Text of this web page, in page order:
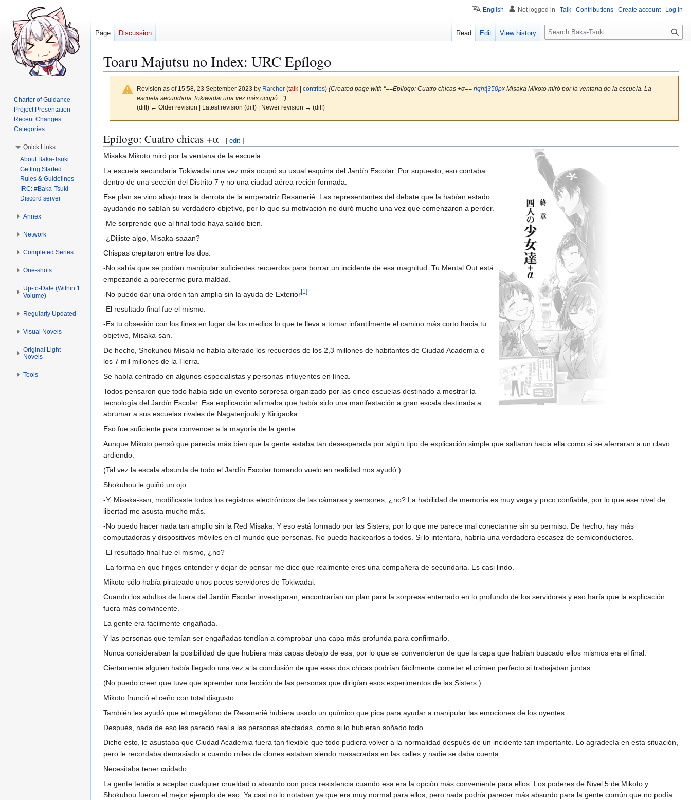
Toaru Majutsu no Index: URC Epílogo
Revision as of 15:58, 23 September 2023 by Rarcher (talk| contribs) (Created page with "==Epílogo: Cuatro chicas +α== right|350pxMisaka Mikoto miró por la ventana de la escuela. La
escuela secundaria Tokiwadai una vez más ocupó...")
(diff) ← Older revision | Latest revision (diff) | Newer revision → (diff)
Jump
to
navigation
Jump
to
search
Epílogo: Cuatro chicas +α [ edit ]
Misaka Mikoto miró por la ventana de la escuela.
La escuela secundaria Tokiwadai una vez más ocupó su usual esquina del Jardín Escolar. Por supuesto, eso contaba
dentro de una sección del Distrito 7 y no una ciudad aérea recién formada.
Ese plan se vino abajo tras la derrota de la emperatriz Resanerié. Las representantes del debate que la habían estado
ayudando no sabían su verdadero objetivo, por lo que su motivación no duró mucho una vez que comenzaron a perder.
-Me sorprende que al final todo haya salido bien.
-¿Dijiste algo, Misaka-saaan?
Chispas crepitaron entre los dos.
-No sabía que se podían manipular suficientes recuerdos para borrar un incidente de esa magnitud. Tu Mental Out está
empezando a parecerme pura maldad.
-No puedo dar una orden tan amplia sin la ayuda de Exterior[1 ]
-El resultado final fue el mismo.
-Es tu obsesión con los fines en lugar de los medios lo que te lleva a tomar infantilmente el camino más corto hacia tu
objetivo, Misaka-san.
De hecho, Shokuhou Misaki no había alterado los recuerdos de los 2,3 millones de habitantes de Ciudad Academia o
los 7 mil millones de la Tierra.
Se había centrado en algunos especialistas y personas influyentes en línea.
Todos pensaron que todo había sido un evento sorpresa organizado por las cinco escuelas destinado a mostrar la
tecnología del Jardín Escolar. Esa explicación afirmaba que había sido una manifestación a gran escala destinada a
abrumar a sus escuelas rivales de Nagatenjouki y Kirigaoka.
Eso fue suficiente para convencer a la mayoría de la gente.
Aunque Mikoto pensó que parecía más bien que la gente estaba tan desesperada por algún tipo de explicación simple que saltaron hacia ella como si se aferraran a un clavo
ardiendo.
(Tal vez la escala absurda de todo el Jardín Escolar tomando vuelo en realidad nos ayudó.)
Shokuhou le guiñó un ojo.
-Y, Misaka-san, modificaste todos los registros electrónicos de las cámaras y sensores, ¿no? La habilidad de memoria es muy vaga y poco confiable, por lo que ese nivel de
libertad me asusta mucho más.
-No puedo hacer nada tan amplio sin la Red Misaka. Y eso está formado por las Sisters, por lo que me parece mal conectarme sin su permiso. De hecho, hay más
computadoras y dispositivos móviles en el mundo que personas. No puedo hackearlos a todos. Si lo intentara, habría una verdadera escasez de semiconductores.
-El resultado final fue el mismo, ¿no?
-La forma en que finges entender y dejar de pensar me dice que realmente eres una compañera de secundaria. Es casi lindo.
Mikoto sólo había pirateado unos pocos servidores de Tokiwadai.
Cuando los adultos de fuera del Jardín Escolar investigaran, encontrarían un plan para la sorpresa enterrado en lo profundo de los servidores y eso haría que la explicación
fuera más convincente.
La gente era fácilmente engañada.
Y las personas que temían ser engañadas tendían a comprobar una capa más profunda para confirmarlo.
Nunca consideraban la posibilidad de que hubiera más capas debajo de esa, por lo que se convencieron de que la capa que habían buscado ellos mismos era el final.
Ciertamente alguien había llegado una vez a la conclusión de que esas dos chicas podrían fácilmente cometer el crimen perfecto si trabajaban juntas.
(No puedo creer que tuve que aprender una lección de las personas que dirigían esos experimentos de las Sisters.)
Mikoto frunció el ceño con total disgusto.
También les ayudó que el megáfono de Resanerié hubiera usado un químico que pica para ayudar a manipular las emociones de los oyentes.
Después, nada de eso les pareció real a las personas afectadas, como si lo hubieran soñado todo.
Dicho esto, le asustaba que Ciudad Academia fuera tan flexible que todo pudiera volver a la normalidad después de un incidente tan importante. Lo agradecía en esta situación,
pero le recordaba demasiado a cuando miles de clones estaban siendo masacradas en las calles y nadie se daba cuenta.
Necesitaba tener cuidado.
La gente tendía a aceptar cualquier crueldad o absurdo con poca resistencia cuando esa era la opción más conveniente para ellos. Los poderes de Nivel 5 de Mikoto y
Shokuhou fueron el mejor ejemplo de eso. Ya casi no lo notaban ya que era muy normal para ellos, pero nada podría parecer más absurdo para la gente común que no podía
English Not logged in Talk Contributions Create account Log in
Page Discussion Read Edit View history
S
e
c
h
Charter of Guidance
Project Presentation
Recent Changes
Categories
Quick Links
About Baka-Tsuki
Getting Started
Rules & Guidelines
IRC: #Baka-Tsuki
Discord server
Annex
Network
Completed Series
One-shots
Up-to-Date (Within 1
Volume)
Regularly Updated
Visual Novels
Original Light
Novels
Tools